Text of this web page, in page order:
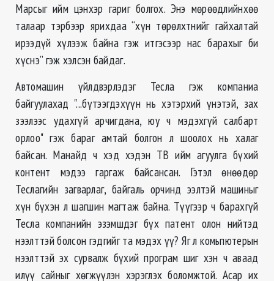
Марсыг ийм цэнхэр гариг болгох. Энэ мөрөөдлийнхөө
талаар тэрбээр ярихдаа “хүн төрөлхтнийг гайхалтай
ирээдүй хүлээж байна гэж итгэсээр нас барахыг би
хүснэ” гэж хэлсэн байдаг.
Автомашин үйлдвэрлэдэг Тесла гэж компаниа
байгуулахад "...бүтээгдэхүүн нь хэтэрхий үнэтэй, зах
зээлээс удахгүй арчигдана, юу ч мэдэхгүй салбарт
орлоо" гэж бараг амтай болгон л шоолох нь халаг
байсан. Манайд ч хэд хэдэн ТВ ийм агуулга бүхий
контент мэдээ гаргаж байсансан. Гэтэл өнөөдөр
Теслагийн загварлаг, байгаль орчинд ээлтэй машиныг
хүн бүхэн л шагшин магтаж байна. Түүгээр ч барахгүй
Тесла компанийн эзэмшдэг бүх патент олон нийтэд
нээлттэй болсон гэдгийг та мэдэх үү? Яг л комьпютерын
нээлттэй эх сурвалж бүхий програм шиг хэн ч аваад
илүү сайныг хөгжүүлэн хэрэглэх боломжтой. Асар их